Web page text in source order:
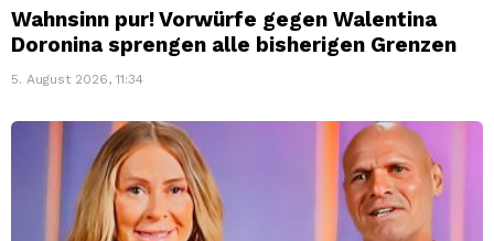
Wahnsinn pur! Vorwürfe gegen Walentina
Doronina sprengen alle bisherigen Grenzen
5. August 2026, 11:34